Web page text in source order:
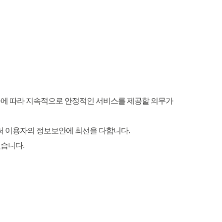
따라 지속적으로 안정적인 서비스를 제공할 의무가
이용자의 정보보안에 최선을 다합니다.
니다.